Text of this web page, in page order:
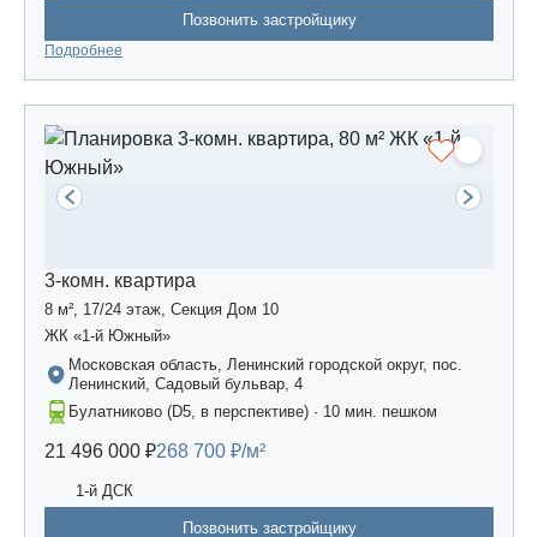
Позвонить застройщику
Подробнее
3-комн. квартира
8 м², 17/24 этаж, Секция Дом 10
ЖК «1-й Южный»
Московская область, Ленинский городской округ, пос.
Ленинский, Садовый бульвар, 4
Булатниково (D5, в перспективе) · 10 мин. пешком
21 496 000 ₽268 700 ₽/м²
1-й ДСК
Позвонить застройщику